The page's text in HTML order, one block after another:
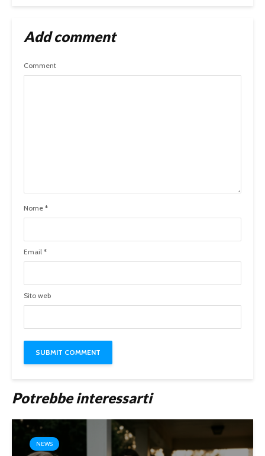
Add comment
Comment
Nome *
Email *
Sito web
Potrebbe interessarti
NEWS